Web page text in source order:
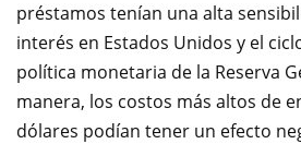
préstamos tenían una alta
interés en Estados Unidos y el
política monetaria de la Reserva
manera, los costos más altos de
dólares podían tener un efecto